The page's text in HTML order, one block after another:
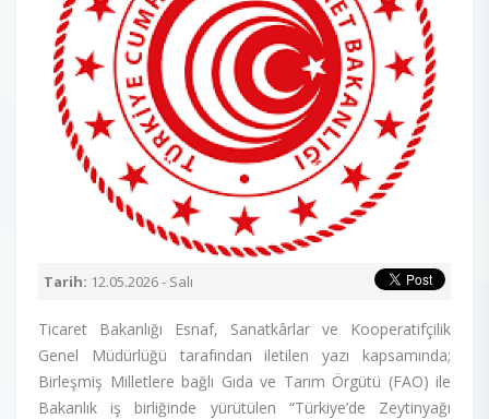
Tarih: 12.05.2026 - Salı
Ticaret Bakanlığı Esnaf, Sanatkârlar ve Kooperatifçilik
Genel Müdürlüğü tarafından iletilen yazı kapsamında;
Birleşmiş Milletlere bağlı Gıda ve Tarım Örgütü (FAO) ile
Bakanlık iş birliğinde yürütülen “Türkiye’de Zeytinyağı